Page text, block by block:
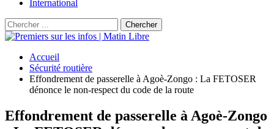
International
Accueil
Sécurité routière
Effondrement de passerelle à Agoè-Zongo : La FETOSER
dénonce le non-respect du code de la route
Effondrement de passerelle à Agoè-Zongo